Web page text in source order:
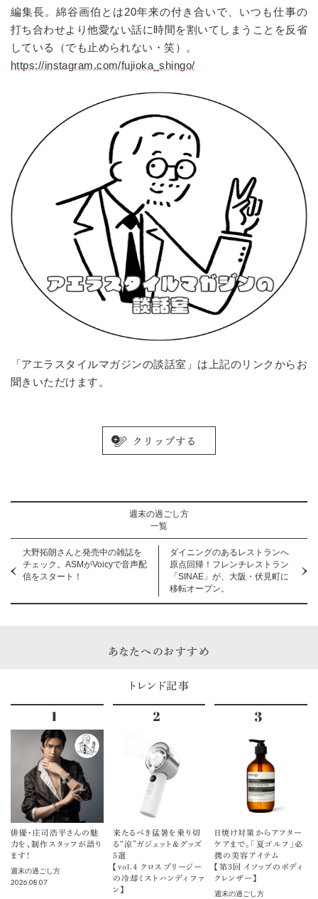
編集長。綿谷画伯とは20年来の付き合いで、いつも仕事の
打ち合わせより他愛ない話に時間を割いてしまうことを反省
している（でも止められない・笑）。
https://instagram.com/fujioka_shingo/
「アエラスタイルマガジンの談話室」は上記のリンクからお
聞きいただけます。
週末の過ごし方
一覧
大野拓朗さんと発売中の雑誌を
チェック。ASMがVoicyで音声配
信をスタート！
ダイニングのあるレストランへ
原点回帰！フレンチレストラン
「SINAE」が、大阪・伏見町に
移転オープン。
あなたへのおすすめ
トレンド記事
俳優・庄司浩平さんの魅
力を、制作スタッフが語り
ます！
週末の過ごし方
2026.08.07
来たるべき猛暑を乗り切
る“涼”ガジェット＆グッズ
5選
【vol.４ クロスブリージー
の冷却ミストハンディファ
ン】
日焼け対策からアフター
ケアまで。「夏ゴルフ」必
携の美容アイテム
【第3回 イソップのボディ
クレンザー】
週末の過ごし方